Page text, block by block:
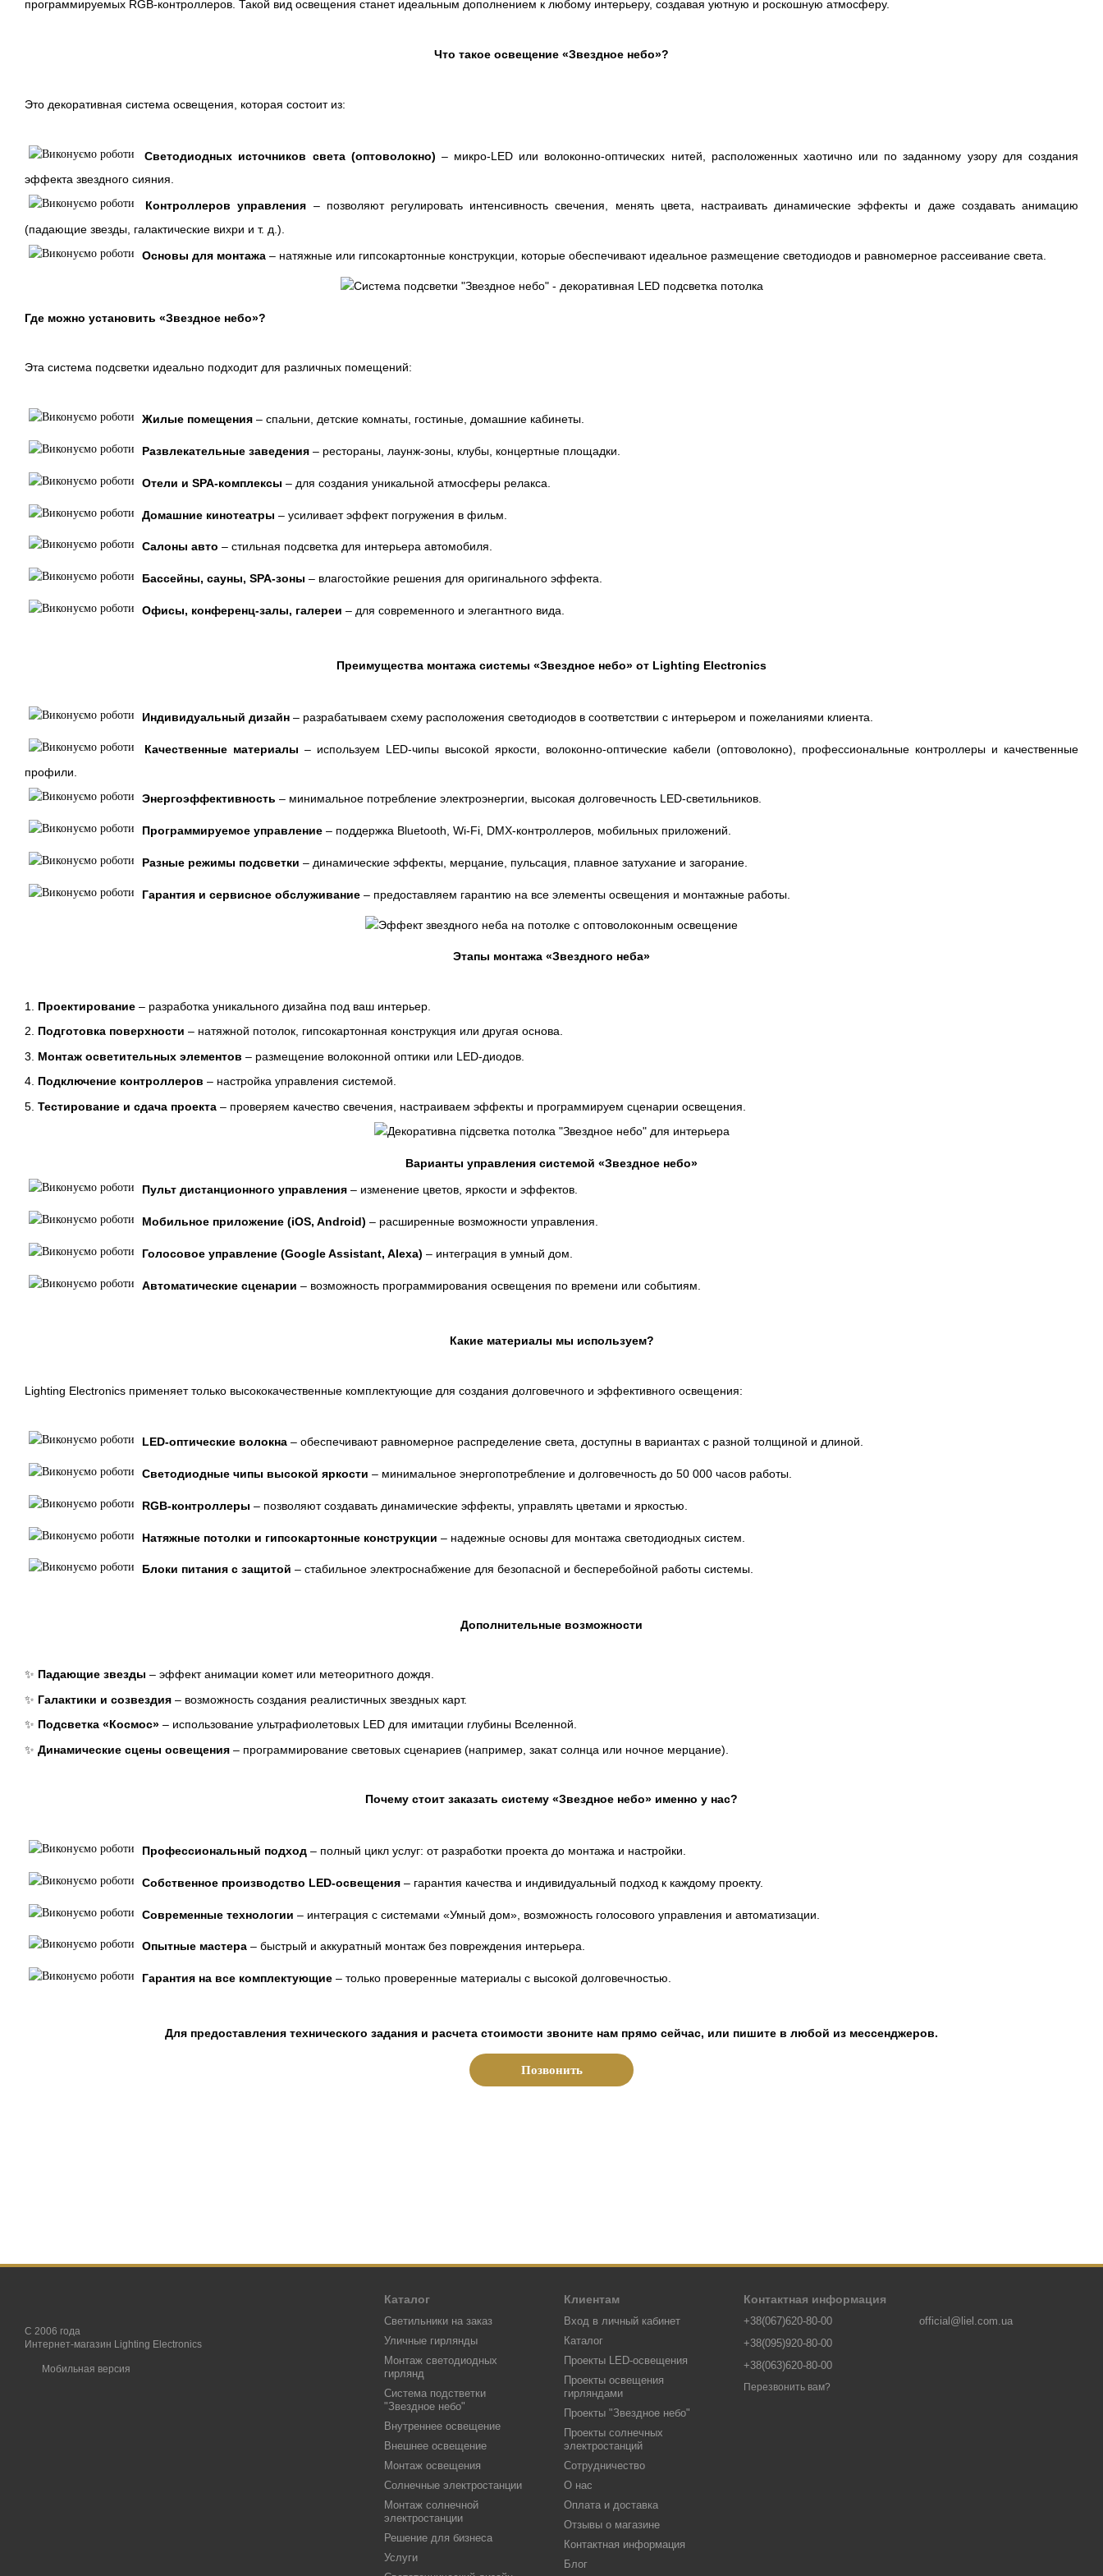
программируемых RGB-контроллеров. Такой вид освещения станет идеальным дополнением к любому интерьеру, создавая уютную и роскошную атмосферу.
Что такое освещение «Звездное небо»?
Это декоративная система освещения, которая состоит из:
Светодиодных источников света (оптоволокно) – микро-LED или волоконно-оптических нитей, расположенных хаотично или по заданному узору для создания
эффекта звездного сияния.
Контроллеров управления – позволяют регулировать интенсивность свечения, менять цвета, настраивать динамические эффекты и даже создавать анимацию
(падающие звезды, галактические вихри и т. д.).
Основы для монтажа – натяжные или гипсокартонные конструкции, которые обеспечивают идеальное размещение светодиодов и равномерное рассеивание света.
Где можно установить «Звездное небо»?
Эта система подсветки идеально подходит для различных помещений:
Жилые помещения – спальни, детские комнаты, гостиные, домашние кабинеты.
Развлекательные заведения – рестораны, лаунж-зоны, клубы, концертные площадки.
Отели и SPA-комплексы – для создания уникальной атмосферы релакса.
Домашние кинотеатры – усиливает эффект погружения в фильм.
Салоны авто – стильная подсветка для интерьера автомобиля.
Бассейны, сауны, SPA-зоны – влагостойкие решения для оригинального эффекта.
Офисы, конференц-залы, галереи – для современного и элегантного вида.
Преимущества монтажа системы «Звездное небо» от Lighting Electronics
Индивидуальный дизайн – разрабатываем схему расположения светодиодов в соответствии с интерьером и пожеланиями клиента.
Качественные материалы – используем LED-чипы высокой яркости, волоконно-оптические кабели (оптоволокно), профессиональные контроллеры и качественные
профили.
Энергоэффективность – минимальное потребление электроэнергии, высокая долговечность LED-светильников.
Программируемое управление – поддержка Bluetooth, Wi-Fi, DMX-контроллеров, мобильных приложений.
Разные режимы подсветки – динамические эффекты, мерцание, пульсация, плавное затухание и загорание.
Гарантия и сервисное обслуживание – предоставляем гарантию на все элементы освещения и монтажные работы.
Этапы монтажа «Звездного неба»
1. Проектирование – разработка уникального дизайна под ваш интерьер.
2. Подготовка поверхности – натяжной потолок, гипсокартонная конструкция или другая основа.
3. Монтаж осветительных элементов – размещение волоконной оптики или LED-диодов.
4. Подключение контроллеров – настройка управления системой.
5. Тестирование и сдача проекта – проверяем качество свечения, настраиваем эффекты и программируем сценарии освещения.
Варианты управления системой «Звездное небо»
Пульт дистанционного управления – изменение цветов, яркости и эффектов.
Мобильное приложение (iOS, Android) – расширенные возможности управления.
Голосовое управление (Google Assistant, Alexa) – интеграция в умный дом.
Автоматические сценарии – возможность программирования освещения по времени или событиям.
Какие материалы мы используем?
Lighting Electronics применяет только высококачественные комплектующие для создания долговечного и эффективного освещения:
LED-оптические волокна – обеспечивают равномерное распределение света, доступны в вариантах с разной толщиной и длиной.
Светодиодные чипы высокой яркости – минимальное энергопотребление и долговечность до 50 000 часов работы.
RGB-контроллеры – позволяют создавать динамические эффекты, управлять цветами и яркостью.
Натяжные потолки и гипсокартонные конструкции – надежные основы для монтажа светодиодных систем.
Блоки питания с защитой – стабильное электроснабжение для безопасной и бесперебойной работы системы.
Дополнительные возможности
✨ Падающие звезды – эффект анимации комет или метеоритного дождя.
✨ Галактики и созвездия – возможность создания реалистичных звездных карт.
✨ Подсветка «Космос» – использование ультрафиолетовых LED для имитации глубины Вселенной.
✨ Динамические сцены освещения – программирование световых сценариев (например, закат солнца или ночное мерцание).
Почему стоит заказать систему «Звездное небо» именно у нас?
Профессиональный подход – полный цикл услуг: от разработки проекта до монтажа и настройки.
Собственное производство LED-освещения – гарантия качества и индивидуальный подход к каждому проекту.
Современные технологии – интеграция с системами «Умный дом», возможность голосового управления и автоматизации.
Опытные мастера – быстрый и аккуратный монтаж без повреждения интерьера.
Гарантия на все комплектующие – только проверенные материалы с высокой долговечностью.
Для предоставления технического задания и расчета стоимости звоните нам прямо сейчас, или пишите в любой из мессенджеров.
Позвонить
С 2006 года
Интернет-магазин Lighting Electronics
Мобильная версия
Каталог
Светильники на заказ
Уличные гирлянды
Монтаж светодиодных
гирлянд
Система подстветки
"Звездное небо"
Внутреннее освещение
Внешнее освещение
Монтаж освещения
Солнечные электростанции
Монтаж солнечной
электростанции
Решение для бизнеса
Услуги
Клиентам
Вход в личный кабинет
Каталог
Проекты LED-освещения
Проекты освещения
гирляндами
Проекты "Звездное небо"
Проекты солнечных
электростанций
Сотрудничество
О нас
Оплата и доставка
Отзывы о магазине
Контактная информация
Блог
Контактная информация
+38(067)620-80-00
+38(095)920-80-00
+38(063)620-80-00
Перезвонить вам?
official@liel.com.ua